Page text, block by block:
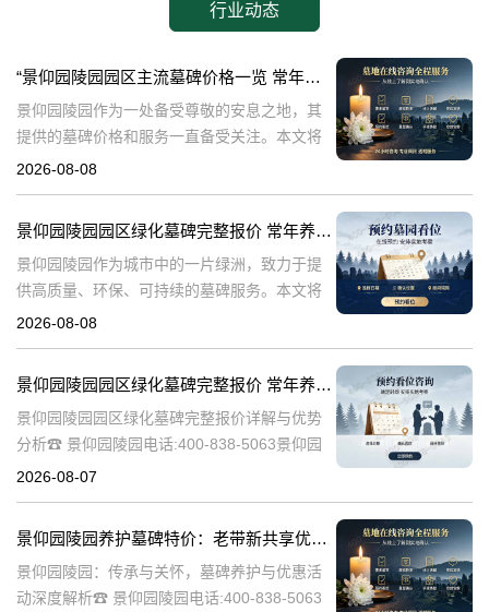
行业动态
“景仰园陵园园区主流墓碑价格一览 常年保洁养护随单赠送 专属优惠活动解析”
景仰园陵园作为一处备受尊敬的安息之地，其
提供的墓碑价格和服务一直备受关注。本文将
深入探讨景仰园陵园园区主流墓碑的价格体
尽
2026-08-08
景仰园陵园园区绿化墓碑完整报价 常年养护不收取额外费用详解与专属优惠活动介绍
景仰园陵园作为城市中的一片绿洲，致力于提
供高质量、环保、可持续的墓碑服务。本文将
详细解析景仰园陵园园区绿化墓碑的完整报
2026-08-08
景仰园陵园园区绿化墓碑完整报价 常年养护不收取额外费用详解与优势分析
景仰园陵园园区绿化墓碑完整报价详解与优势
分析☎ 景仰园陵园电话:400-838-5063景仰园
陵园作为一家专业的陵园服务机构，致力于为
2026-08-07
景仰园陵园养护墓碑特价：老带新共享优惠，福利大放送！
景仰园陵园：传承与关怀，墓碑养护与优惠活
动深度解析☎ 景仰园陵园电话:400-838-5063